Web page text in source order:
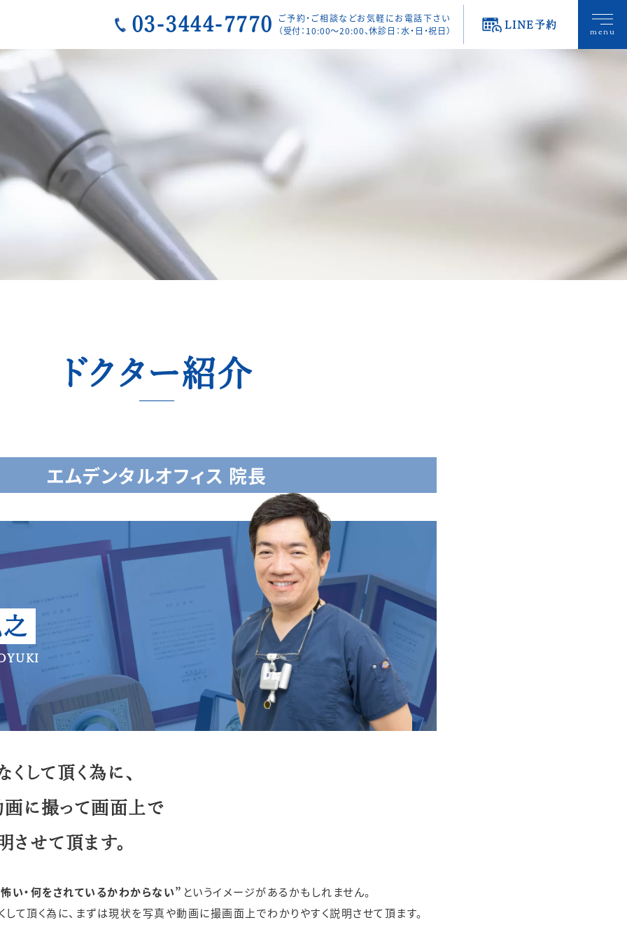
03-3444-7770 ご予約・ご相談などお気軽にお電話下さい
（受付：10:00〜20:00、休診日：水・日・祝日）
LINE予約
ドクター紹介
エムデンタルオフィス 院長
して頂く為に、
に撮って画面上で
させて頂ます。
い・何をされているかわからない” というイメージがあるかもしれません。
て頂く為に、まずは現状を写真や動画に撮画面上でわかりやすく説明させて頂ます。
menu